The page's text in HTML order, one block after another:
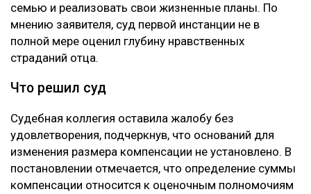
семью и реализовать свои жизненные планы. По
мнению заявителя, суд первой инстанции не в
полной мере оценил глубину нравственных
страданий отца.
Что решил суд
Судебная коллегия оставила жалобу без
удовлетворения, подчеркнув, что оснований для
изменения размера компенсации не установлено. В
постановлении отмечается, что определение суммы
компенсации относится к оценочным полномочиям